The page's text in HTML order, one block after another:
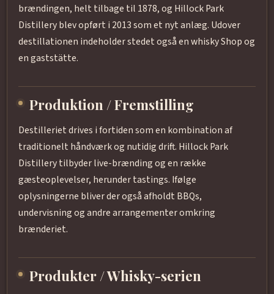
brændingen, helt tilbage til 1878, og Hillock Park
Distillery blev opført i 2013 som et nyt anlæg. Udover
destillationen indeholder stedet også en whisky Shop og
en gaststätte.
Produktion / Fremstilling
Destilleriet drives i fortiden som en kombination af
traditionelt håndværk og nutidig drift. Hillock Park
Distillery tilbyder live-brænding og en række
gæsteoplevelser, herunder tastings. Ifølge
oplysningerne bliver der også afholdt BBQs,
undervisning og andre arrangementer omkring
brænderiet.
Produkter / Whisky-serien